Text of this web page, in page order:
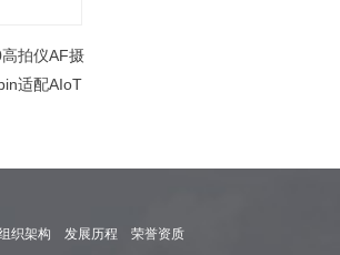
拍仪AF摄
适配AIoT
织架构 发展历程 荣誉资质